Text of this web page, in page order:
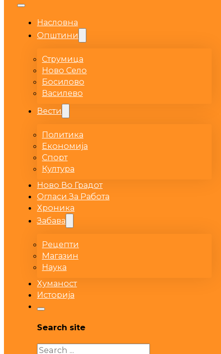
Насловна
Општини
Струмица
Ново Село
Босилово
Василево
Вести
Политика
Економија
Спорт
Култура
Ново Во Градот
Огласи За Работа
Хроника
Забава
Рецепти
Магазин
Наука
Хуманост
Историја
Search site
Search